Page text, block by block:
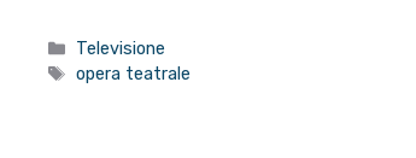
Categorie
Televisione
Tag
opera teatrale